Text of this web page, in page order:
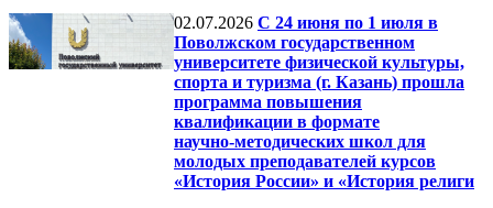
02.07.2026 С 24 июня по 1 июля в
Поволжском государственном
университете физической культуры,
спорта и туризма (г. Казань) прошла
программа повышения
квалификации в формате
научно‑методических школ для
молодых преподавателей курсов
«История России» и «История религи